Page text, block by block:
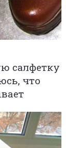
салфетку
что